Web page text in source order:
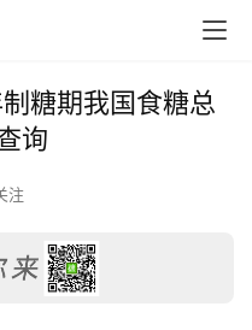
糖期我国食糖总
询
注